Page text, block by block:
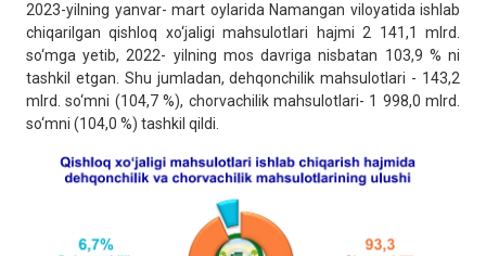
2023-yilning yanvar- mart oylarida Namangan viloyatida ishlab
chiqarilgan qishloq xo‘jaligi mahsulotlari hajmi 2 141,1 mlrd.
so‘mga yetib, 2022- yilning mos davriga nisbatan 103,9 % ni
tashkil etgan. Shu jumladan, dehqonchilik mahsulotlari - 143,2
mlrd. so‘mni (104,7 %), chorvachilik mahsulotlari- 1 998,0 mlrd.
so‘mni (104,0 %) tashkil qildi.